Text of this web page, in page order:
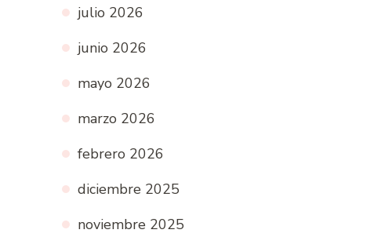
julio 2026
junio 2026
mayo 2026
marzo 2026
febrero 2026
diciembre 2025
noviembre 2025